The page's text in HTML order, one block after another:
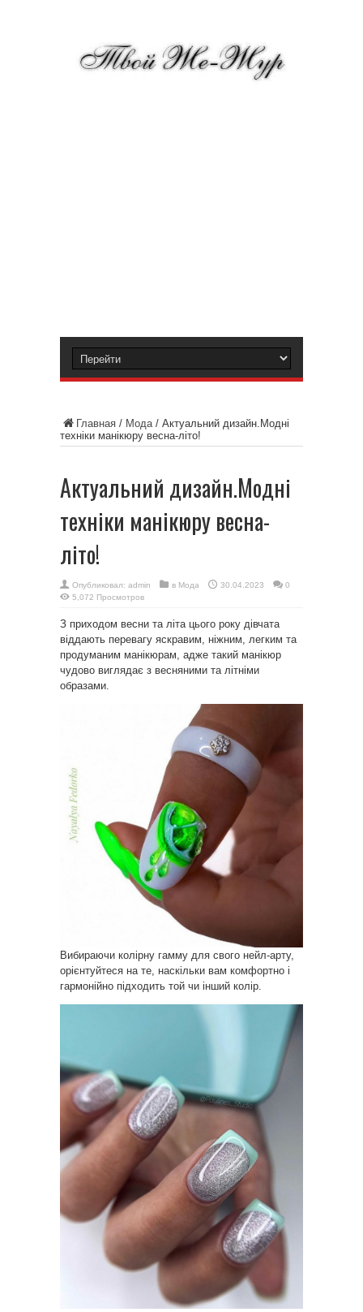
Главная / Мода/ Актуальний дизайн.Модні
техніки манікюру весна-літо!
Актуальний дизайн.Модні
техніки манікюру весна-
літо!
Опубликовал: admin в Мода 30.04.2023
0
5,072 Просмотров
З приходом весни та літа цього року дівчата
віддають перевагу яскравим, ніжним, легким та
продуманим манікюрам, адже такий манікюр
чудово виглядає з весняними та літніми
образами.
Вибираючи колірну гамму для свого нейл-арту,
орієнтуйтеся на те, наскільки вам комфортно і
гармонійно підходить той чи інший колір.